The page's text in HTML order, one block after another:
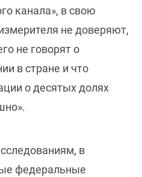
канала», в свою
не доверяют,
не говорят о
в стране и что
о десятых долях
в
федеральные